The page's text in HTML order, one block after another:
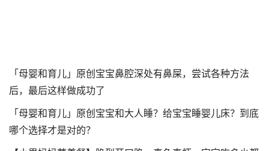
「母婴和育儿」原创宝宝鼻腔深处有鼻屎，尝试各种方法
后，最后这样做成功了
「母婴和育儿」原创宝宝和大人睡？给宝宝睡婴儿床？到底
哪个选择才是对的？